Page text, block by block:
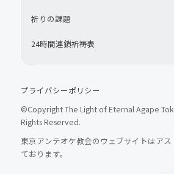
祈りの課題
24時間連鎖祈祷表
プライバシーポリシー
©Copyright The Light of Eternal Agape
Rights Reserved.
東京アンテオケ教会のウェブサイトはア
ております。